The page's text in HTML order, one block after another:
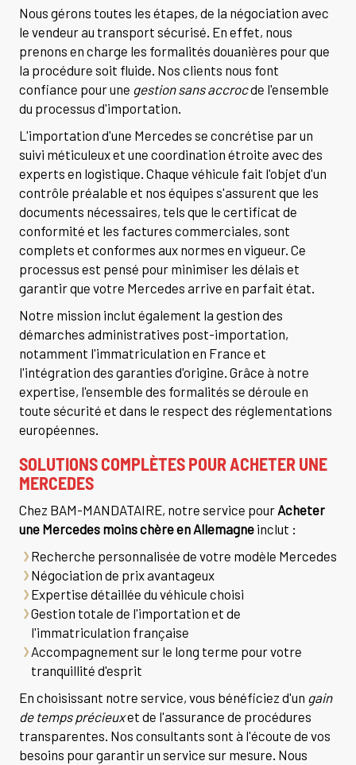
Nous gérons toutes les étapes, de la négociation avec
le vendeur au transport sécurisé. En effet, nous
prenons en charge les formalités douanières pour que
la procédure soit fluide. Nos clients nous font
confiance pour une gestion sans accrocde l'ensemble
du processus d'importation.
L'importation d'une Mercedes se concrétise par un
suivi méticuleux et une coordination étroite avec des
experts en logistique. Chaque véhicule fait l'objet d'un
contrôle préalable et nos équipes s'assurent que les
documents nécessaires, tels que le certificat de
conformité et les factures commerciales, sont
complets et conformes aux normes en vigueur. Ce
processus est pensé pour minimiser les délais et
garantir que votre Mercedes arrive en parfait état.
Notre mission inclut également la gestion des
démarches administratives post-importation,
notamment l'immatriculation en France et
l'intégration des garanties d'origine. Grâce à notre
expertise, l'ensemble des formalités se déroule en
toute sécurité et dans le respect des réglementations
européennes.
SOLUTIONS COMPLÈTES POUR ACHETER UNE
MERCEDES
Chez BAM-MANDATAIRE, notre service pourAcheter
une Mercedes moins chère en Allemagneinclut :
Recherche personnalisée de votre modèle Mercedes
Négociation de prix avantageux
Expertise détaillée du véhicule choisi
Gestion totale de l'importation et de
l'immatriculation française
Accompagnement sur le long terme pour votre
tranquillité d'esprit
En choisissant notre service, vous bénéficiez d'un gain
de temps précieuxet de l'assurance de procédures
transparentes. Nos consultants sont à l'écoute de vos
besoins pour garantir un service sur mesure. Nous